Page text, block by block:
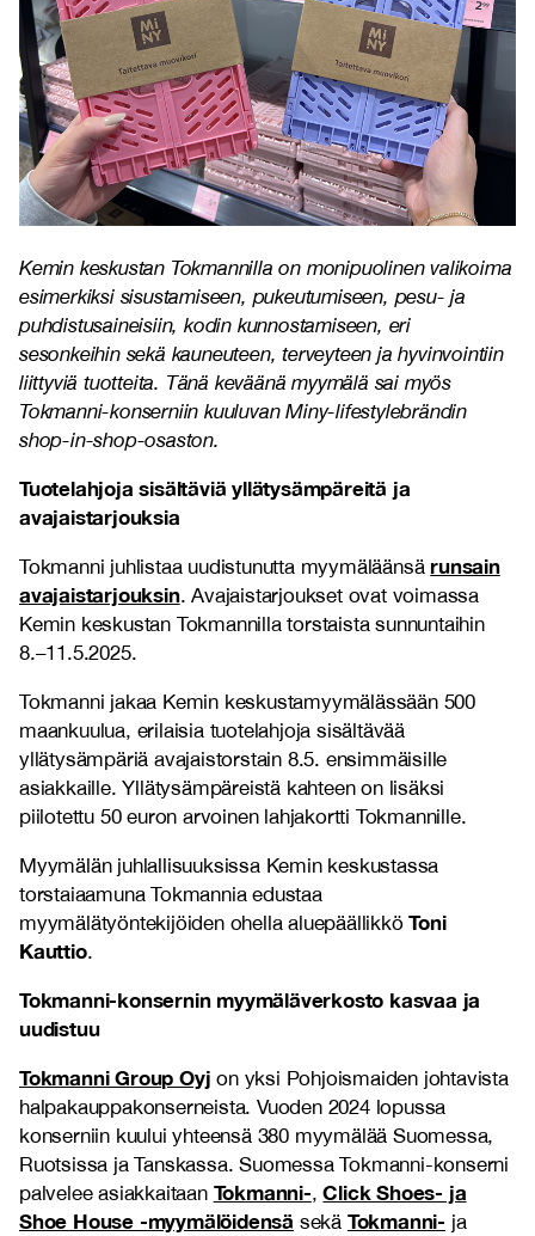
Kemin keskustan Tokmannilla on monipuolinen valikoima
esimerkiksi sisustamiseen, pukeutumiseen, pesu- ja
puhdistusaineisiin, kodin kunnostamiseen, eri
sesonkeihin sekä kauneuteen, terveyteen ja hyvinvointiin
liittyviä tuotteita. Tänä keväänä myymälä sai myös
Tokmanni-konserniin kuuluvan Miny-lifestylebrändin
shop-in-shop-osaston.
Tuotelahjoja sisältäviä yllätysämpäreitä ja
avajaistarjouksia
Tokmanni juhlistaa uudistunutta myymäläänsä runsain
avajaistarjouksin. Avajaistarjoukset ovat voimassa
Kemin keskustan Tokmannilla torstaista sunnuntaihin
8.–11.5.2025.
Tokmanni jakaa Kemin keskustamyymälässään 500
maankuulua, erilaisia tuotelahjoja sisältävää
yllätysämpäriä avajaistorstain 8.5. ensimmäisille
asiakkaille. Yllätysämpäreistä kahteen on lisäksi
piilotettu 50 euron arvoinen lahjakortti Tokmannille.
Myymälän juhlallisuuksissa Kemin keskustassa
torstaiaamuna Tokmannia edustaa
myymälätyöntekijöiden ohella aluepäällikköToni
Kauttio.
Tokmanni-konsernin myymäläverkosto kasvaa ja
uudistuu
Tokmanni Group Oyj on yksi Pohjoismaiden johtavista
halpakauppakonserneista. Vuoden 2024 lopussa
konserniin kuului yhteensä 380 myymälää Suomessa,
Ruotsissa ja Tanskassa. Suomessa Tokmanni-konserni
palvelee asiakkaitaan Tokmanni-,Click Shoes- ja
Shoe House -myymälöidensä sekä Tokmanni- ja